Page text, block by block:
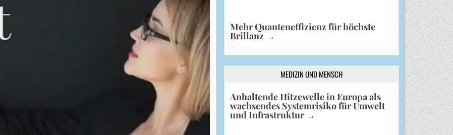
Mehr Quanteneffizienz für höchste
Brillanz →
MEDIZIN UND MENSCH
Anhaltende Hitzewelle in Europa als
wachsendes Systemrisiko für Umwelt
und Infrastruktur →